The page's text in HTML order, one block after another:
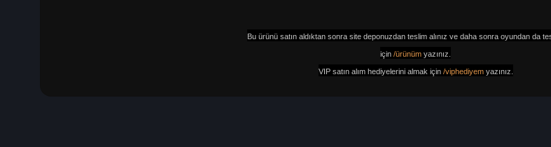
Bu ürünü satın aldıktan sonra site deponuzdan teslim alınız ve daha sonra oyundan da
için/ürünüm yazınız.
VIP satın alım hediyelerini almak için /viphediyemyazınız.